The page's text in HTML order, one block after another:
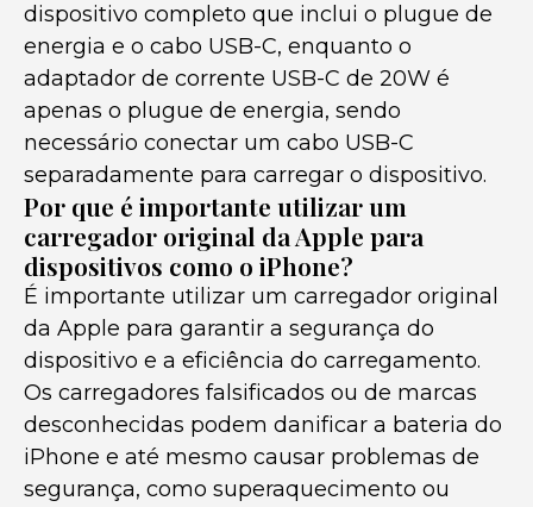
dispositivo completo que inclui o plugue de
energia e o cabo USB-C, enquanto o
adaptador de corrente USB-C de 20W é
apenas o plugue de energia, sendo
necessário conectar um cabo USB-C
separadamente para carregar o dispositivo.
Por que é importante utilizar um
carregador original da Apple para
dispositivos como o iPhone?
É importante utilizar um carregador original
da Apple para garantir a segurança do
dispositivo e a eficiência do carregamento.
Os carregadores falsificados ou de marcas
desconhecidas podem danificar a bateria do
iPhone e até mesmo causar problemas de
segurança, como superaquecimento ou